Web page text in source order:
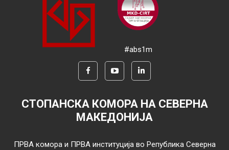
#abs1m
СТОПАНСКА КОМОРА НА СЕВЕРНА
МАКЕДОНИЈА
ПРВА комора и ПРВА институција во Република Северна